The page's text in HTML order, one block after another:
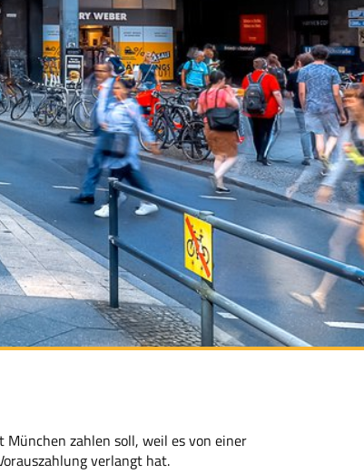
München zahlen soll, weil es von einer
verlangt hat.